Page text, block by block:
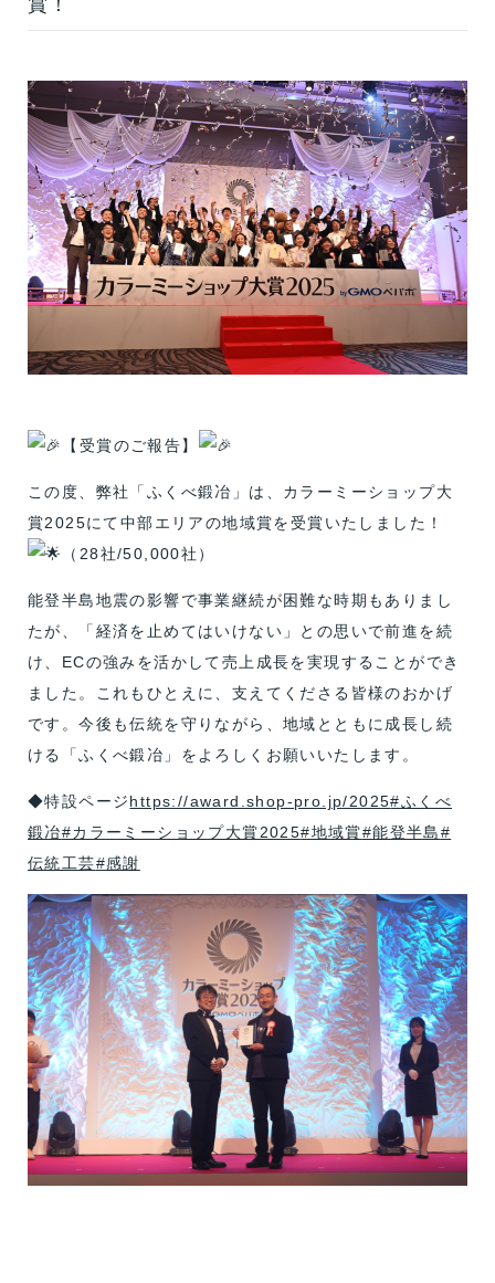
【受賞のご報告】
この度、弊社「ふくべ鍛冶」は、カラーミーショップ大
賞2025にて中部エリアの地域賞を受賞いたしました！
（28社/50,000社）
能登半島地震の影響で事業継続が困難な時期もありまし
たが、「経済を止めてはいけない」との思いで前進を続
け、ECの強みを活かして売上成長を実現することができ
ました。これもひとえに、支えてくださる皆様のおかげ
です。今後も伝統を守りながら、地域とともに成長し続
ける「ふくべ鍛冶」をよろしくお願いいたします。
◆特設ページhttps://award.shop-pro.jp/2025#ふくべ
鍛冶#カラーミーショップ大賞2025#地域賞#能登半島#
伝統工芸#感謝